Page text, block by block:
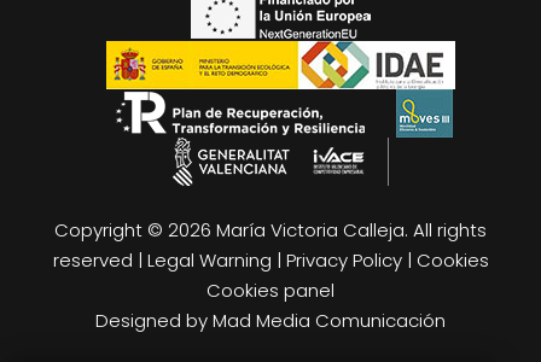
Copyright © 2026 María Victoria Calleja. All rights
reserved | Legal Warning | Privacy Policy| Cookies
Cookies panel
Designed byMad Media Comunicación